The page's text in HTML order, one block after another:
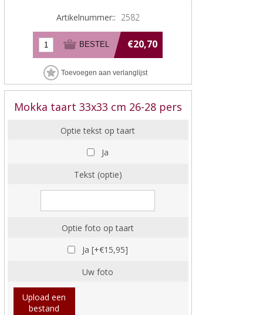
Artikelnummer:: 2582
€20,70
Mokka taart 33x33 cm 26-28 pers
Optie tekst op taart
Ja
Tekst (optie)
Optie foto op taart
Ja [+€15,95]
Uw foto
Upload een
bestand